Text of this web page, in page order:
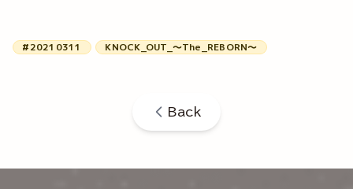
#20210311 KNOCK_OUT_～The_REBORN～
Back